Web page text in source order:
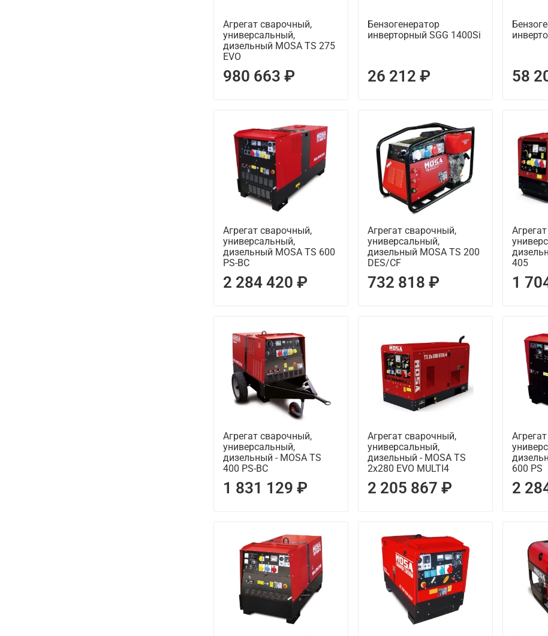
Агрегат сварочный,
универсальный,
дизельный MOSA TS 275
EVO
980 663 ₽
Бензогенератор
инверторный SGG 1400Si
26 212 ₽ 58
Агрегат сварочный,
универсальный,
дизельный MOSA TS 600
PS-BC
2 284 420 ₽
Агрегат сварочный,
универсальный,
дизельный MOSA TS 200
DES/CF
732 818 ₽
405
1
Агрегат сварочный,
универсальный,
дизельный - MOSA TS
400 PS-BC
1 831 129 ₽
Агрегат сварочный,
универсальный,
дизельный - MOSA TS
2x280 EVO MULTI4
2 205 867 ₽
600 PS
2